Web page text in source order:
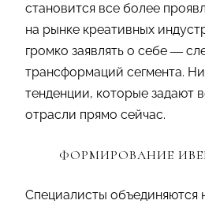
становится все более
на рынке креативных
громко заявлять о себе —
трансформаций сегмента.
тенденции, которые задают
отрасли прямо сейчас.
ФОРМИРОВАНИЕ
Специалисты объединяются